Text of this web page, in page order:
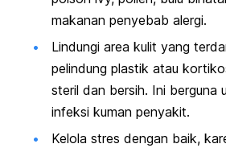
makanan penyebab alergi.
Lindungi area kulit yang
pelindung plastik atau
steril dan bersih. Ini berguna
infeksi kuman penyakit.
Kelola stres dengan baik,